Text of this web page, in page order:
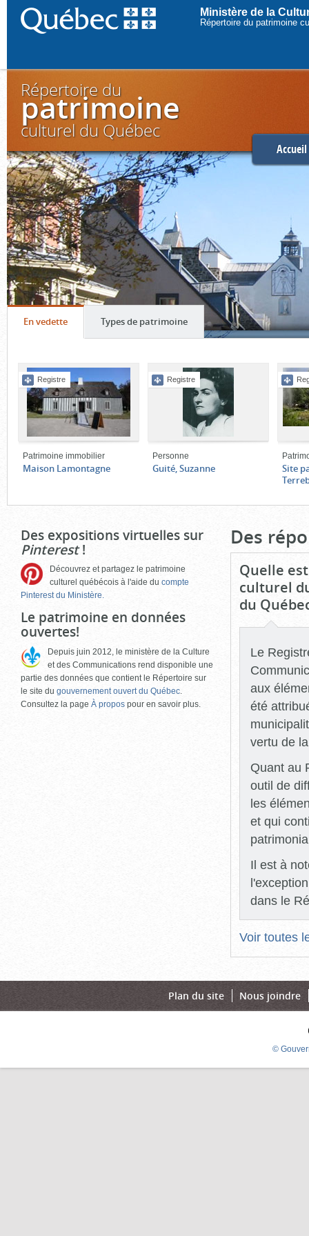
Ministère de la
Répertoire du patrimoine
Répertoire du
patrimoine
culturel du Québec
Accueil
Onglet
En vedette(cliquer
pour
le
contenu)
Onglet
Types de patrimoine(cliquer
pour
le
contenu)
de
l'onglet
vedette
Registre
Patrimoine immobilier
Maison Lamontagne
Registre
Personne
Guité, Suzanne
Site
Fin
d'onglets
Des expositions virtuelles sur
Pinterest!
Découvrez et partagez le patrimoine
culturel québécois à l'aide du compte
Pinterest du Ministère.
Le patrimoine en données
ouvertes!
Depuis juin 2012, le ministère de la Culture
et des Communications rend disponible une
partie des données que contient le Répertoire sur
le site du gouvernement ouvert du Québec.
Consultez la page À propos pour en savoir plus.
Des
Quelle
culturel
du
Le
aux
été
vertu de
Quant au
outil de
les
et qui
Il est à
dans le
Voir toutes
Plan du site Nous joindre
©